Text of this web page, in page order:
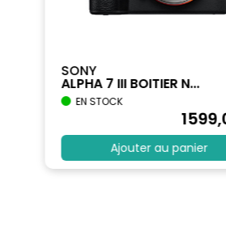
SONY
ALPHA 7 III BOITIER N...
EN STOCK
1599
Ajouter au panier